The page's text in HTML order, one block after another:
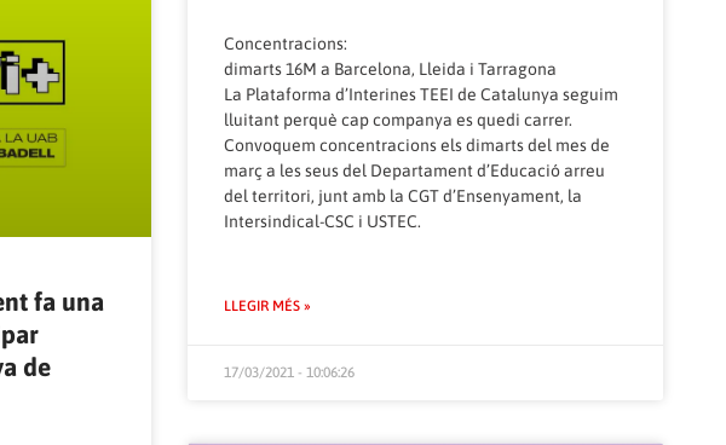
fa una
de
Concentracions:
dimarts 16M a Barcelona, Lleida i Tarragona
La Plataforma d’Interines TEEI de Catalunya seguim
lluitant perquè cap companya es quedi carrer.
Convoquem concentracions els dimarts del mes de
març a les seus del Departament d’Educació arreu
del territori, junt amb la CGT d’Ensenyament, la
Intersindical-CSC i USTEC.
LLEGIR MÉS »
17/03/2021 - 10:06:26